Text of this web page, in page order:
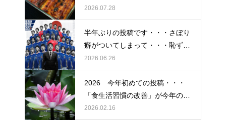
なかったですね・・・
2026.07.28
半年ぶりの投稿です・・・さぼり
癖がついてしまって・・・恥ずか
しぃ～ (〃ﾉωﾉ)
2026.06.26
2026 今年初めての投稿・・・
「食生活習慣の改善」が今年のテ
ーマです。
2026.02.16